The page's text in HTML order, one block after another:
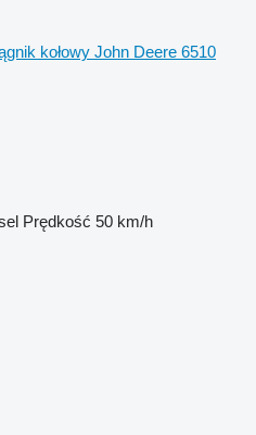
kołowy John Deere 6510
Prędkość 50 km/h